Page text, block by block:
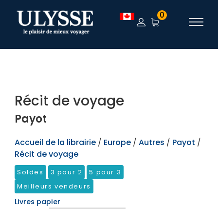
TEST 0
Récit de voyage
Payot
Accueil de la librairie / Europe / Autres / Payot /
Récit de voyage
Soldes 3 pour 2
5 pour 3
Meilleurs vendeurs
Livres papier